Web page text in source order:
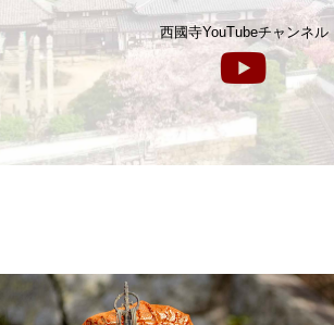
西國寺YouTubeチャンネル